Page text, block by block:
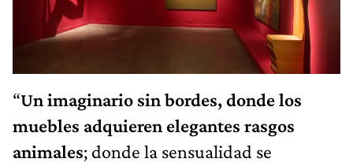
“Un imaginario sin bordes, donde los
muebles adquieren elegantes rasgos
animales; donde la sensualidad se